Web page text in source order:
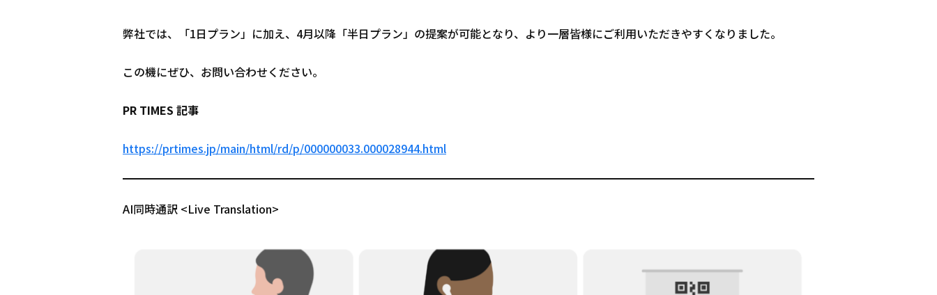
弊社では、「1日プラン」に加え、4月以降「半日プラン」の提案が可能となり、より一層皆様にご利用いただきやすくなりました。
この機にぜひ、お問い合わせください。
PR TIMES 記事
https://prtimes.jp/main/html/rd/p/000000033.000028944.html
AI同時通訳 <Live Translation>